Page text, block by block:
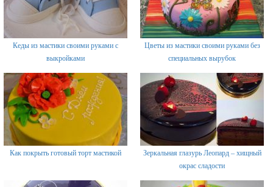
Кеды из мастики своими руками с
выкройками
Цветы из мастики своими руками без
специальных вырубок
Как покрыть готовый торт мастикой
Зеркальная глазурь Леопард – хищный
окрас сладости